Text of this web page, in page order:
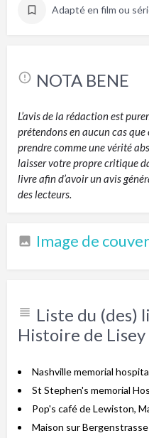
Adapté en film ou
NOTA BENE
L’avis de la rédaction est
prétendons en aucun cas
prendre comme une vérité
laisser votre propre critique
livre afin d’avoir un avis
des lecteurs.
Image de
Liste du (des)
Histoire de
Nashville memorial
St Stephen's memorial
Pop's café de Lewiston,
Maison sur